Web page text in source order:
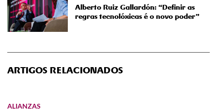
Alberto Ruiz Gallardón: “Definir as
regras tecnolóxicas é o novo poder”
ARTIGOS RELACIONADOS
ALIANZAS